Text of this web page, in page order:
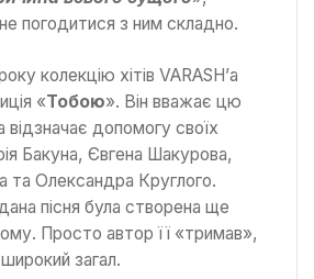
не погодитися з ним складно.
колекцію хітів VARASH’а
«Тобою». Він вважає цю
допомогу своїх
Бакуна, Євгена Шакурова,
та Олександра Круглого.
пісня була створена ще
Просто автор її «тримав»,
загал.